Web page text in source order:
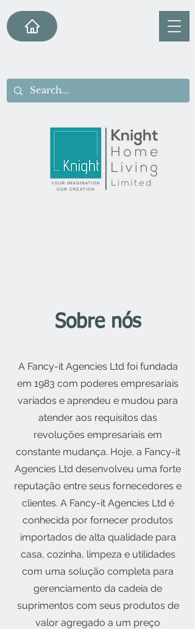
Sobre nós
A Fancy-it Agencies Ltd foi fundada
em 1983 com poderes empresariais
variados e aprendeu e mudou para
atender aos requisitos das
revoluções empresariais em
constante mudança. Hoje, a Fancy-it
Agencies Ltd desenvolveu uma forte
reputação entre seus fornecedores e
clientes. A Fancy-it Agencies Ltd é
conhecida por fornecer produtos
importados de alta qualidade para
casa, cozinha, limpeza e utilidades
com uma solução completa para
gerenciamento da cadeia de
suprimentos com seus produtos de
valor agregado a um preço